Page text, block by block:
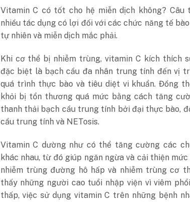
Vitamin C có tốt cho hệ miễn dịch không?
nhiều tác dụng có lợi đối với các chức năng tế
tự nhiên và miễn dịch mắc phải.
Khi cơ thể bị nhiễm trùng, vitamin C kích thích
đặc biệt là bạch cầu đa nhân trung tính đến vị
quá trình thực bào và tiêu diệt vi khuẩn. Đồng
khỏi bị tổn thương quá mức bằng cách tăng
thanh thải bạch cầu trung tính bởi đại thực bào,
cầu trung tính và NETosis.
Vitamin C dường như có thể tăng cường các
khác nhau, từ đó giúp ngăn ngừa và cải thiện
nhiễm trùng đường hô hấp và nhiễm trùng cơ
thấy những người cao tuổi nhập viện vì viêm
thấp, việc sử dụng vitamin C trên những bệnh